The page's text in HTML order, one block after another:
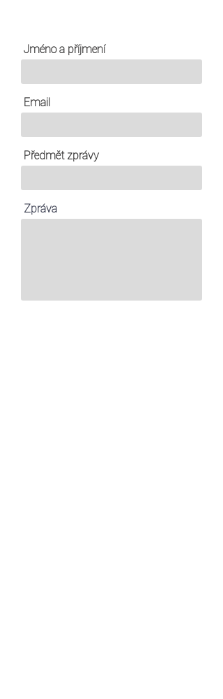
Jméno a příjmení
Email
Předmět zprávy
Zpráva